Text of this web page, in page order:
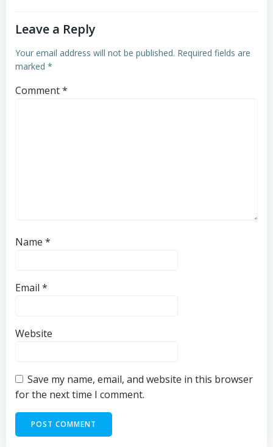
Leave a Reply
Your email address will not be published. Required fields are
marked *
Comment*
Name *
Email *
Website
Save my name, email, and website in this browser
for the next time I comment.